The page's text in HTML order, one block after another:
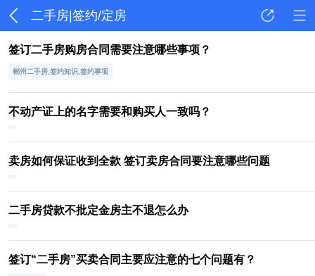
二手房|签约/定房
签订二手房购房合同需要注意哪些事项？
郴州二手房,签约知识,签约事项
不动产证上的名字需要和购买人一致吗？
卖房如何保证收到全款 签订卖房合同要注意哪些问题
二手房贷款不批定金房主不退怎么办
签订“二手房”买卖合同主要应注意的七个问题有？